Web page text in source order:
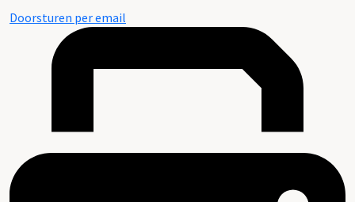
Doorsturen per email